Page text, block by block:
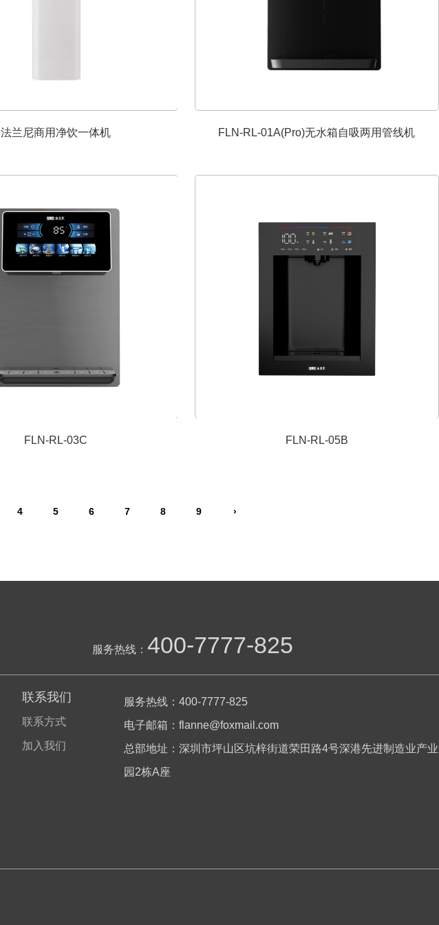
法兰尼商用净饮一体机 FLN-RL-01A(Pro)无水箱自吸两用管线机
FLN-RL-03C FLN-RL-05B
4 5 6 7 8 9 ›
服务热线：400-7777-825
联系我们
联系方式
加入我们
服务热线：400-7777-825
电子邮箱：flanne@foxmail.com
总部地址：深圳市坪山区坑梓街道荣田路4号深港先进制造业产业
园2栋A座